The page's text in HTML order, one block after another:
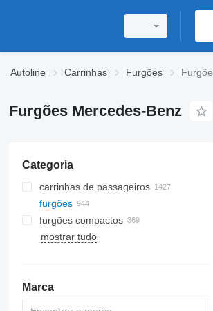
Autoline Carrinhas Furgões
Furgões Mercedes-Benz
Categoria
carrinhas de passageiros
furgões
furgões compactos
mostrar tudo
Marca